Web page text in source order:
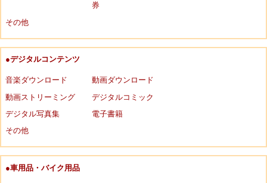
券
その他
●デジタルコンテンツ
音楽ダウンロード
動画ダウンロード
動画ストリーミング
デジタルコミック
デジタル写真集
電子書籍
その他
●車用品・バイク用品